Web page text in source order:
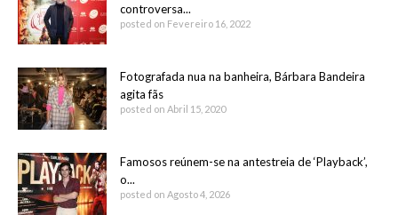
controversa...
posted on Fevereiro 16, 2022
Fotografada nua na banheira, Bárbara Bandeira
agita fãs
posted on Abril 15, 2020
Famosos reúnem-se na antestreia de ‘Playback’,
o...
posted on Agosto 4, 2026